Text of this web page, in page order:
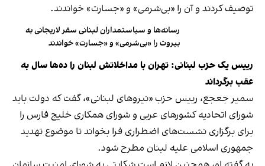
توصیف کردند و آن را «بی‌شرمی» و «جسارت» خواندند.
رسانه‌ها و سیاستمداران لبنانی سفر لاریجانی به
بیروت را «بی‌شرمی» و «جسارت» خواندند
رییس یک حزب لبنانی: تهران با مداخلاتش لبنان را ده‌ها سال به
عقب برگرداند
سمیر جعجع، رییس حزب «نیروهای لبنانی»، گفت که دولت باید
شورای اتحادیه کشورهای عربی و شورای همکاری خلیج فارس را
برای برگزاری نشست‌های اضطراری فرا بخواند تا موضوع تهدید
جمهوری اسلامی علیه لبنان مطرح شود.